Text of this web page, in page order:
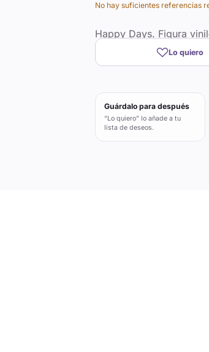
No hay suficientes referencias
Happy Days. Figura
Lo quiero
Guárdalo para después
“Lo quiero” lo añade a tu
lista de deseos.